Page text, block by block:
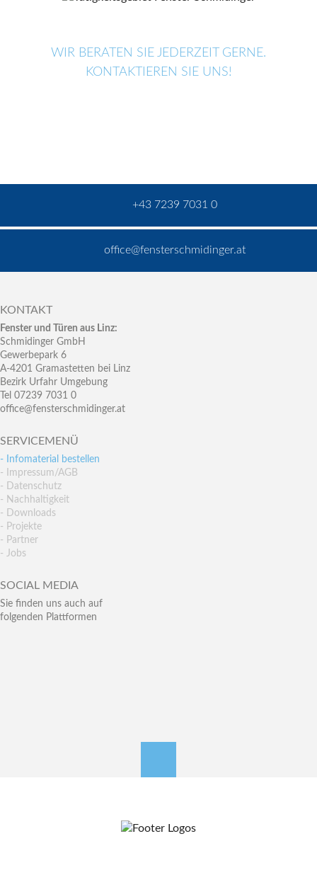
WIR BERATEN SIE JEDERZEIT GERNE.
KONTAKTIEREN SIE UNS!
+43 7239 7031 0
office@fensterschmidinger.at
KONTAKT
Fenster und Türen aus Linz:
Schmidinger GmbH
Gewerbepark 6
A-4201 Gramastetten bei Linz
Bezirk Urfahr Umgebung
Tel 07239 7031 0
office@fensterschmidinger.at
SERVICEMENÜ
- Infomaterial bestellen
- Impressum/AGB
- Datenschutz
- Nachhaltigkeit
- Downloads
- Projekte
- Partner
- Jobs
SOCIAL MEDIA
Sie finden uns auch auf
folgenden Plattformen